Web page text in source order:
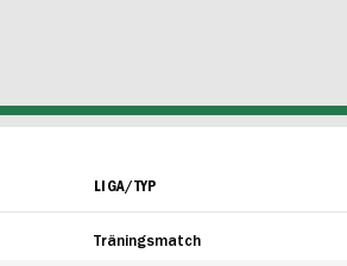
LIGA/TYP
Träningsmatch